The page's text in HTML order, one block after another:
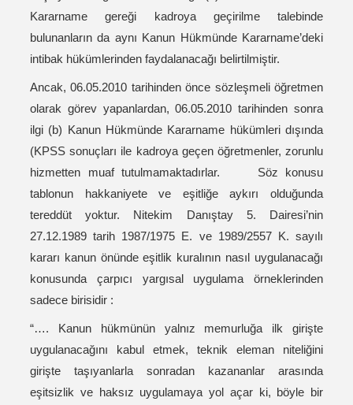
Kararname gereği kadroya geçirilme talebinde
bulunanların da aynı Kanun Hükmünde Kararname’deki
intibak hükümlerinden faydalanacağı belirtilmiştir.
Ancak, 06.05.2010 tarihinden önce sözleşmeli öğretmen
olarak görev yapanlardan, 06.05.2010 tarihinden sonra
ilgi (b) Kanun Hükmünde Kararname hükümleri dışında
(KPSS sonuçları ile kadroya geçen öğretmenler, zorunlu
hizmetten muaf tutulmamaktadırlar. Söz konusu
tablonun hakkaniyete ve eşitliğe aykırı olduğunda
tereddüt yoktur. Nitekim Danıştay 5. Dairesi’nin
27.12.1989 tarih 1987/1975 E. ve 1989/2557 K. sayılı
kararı kanun önünde eşitlik kuralının nasıl uygulanacağı
konusunda çarpıcı yargısal uygulama örneklerinden
sadece birisidir :
“…. Kanun hükmünün yalnız memurluğa ilk girişte
uygulanacağını kabul etmek, teknik eleman niteliğini
girişte taşıyanlarla sonradan kazananlar arasında
eşitsizlik ve haksız uygulamaya yol açar ki, böyle bir